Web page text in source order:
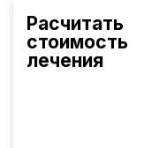
Расчитать
стоимость
лечения